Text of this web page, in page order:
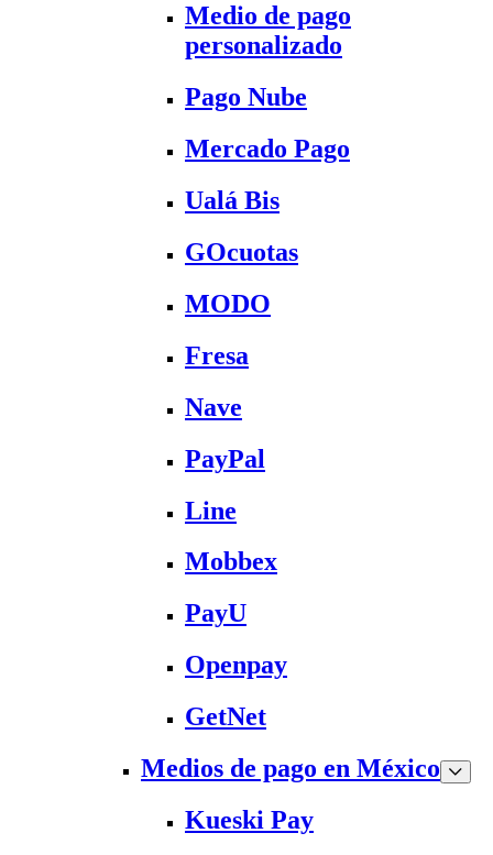
Medio de pago
personalizado
Pago Nube
Mercado Pago
Ualá Bis
GOcuotas
MODO
Fresa
Nave
PayPal
Line
Mobbex
PayU
Openpay
GetNet
Medios de pago en México
Kueski Pay